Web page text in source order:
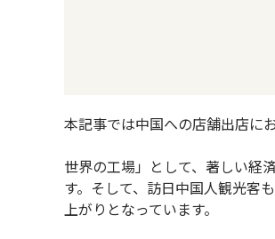
本記事では中国への店舗出店に
世界の工場」として、著しい経
す。そして、訪日中国人観光客
上がりとなっています。